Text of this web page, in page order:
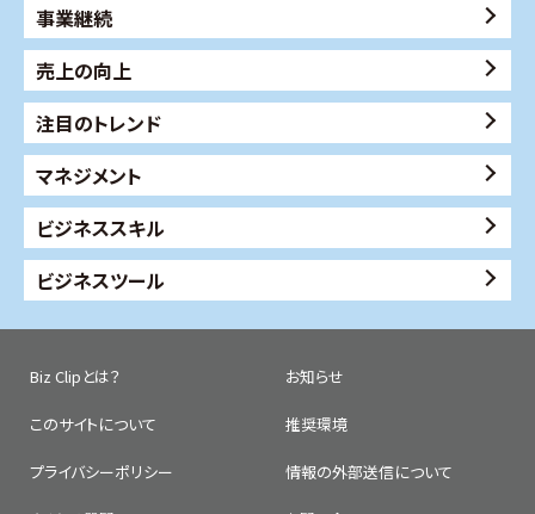
事業継続
売上の向上
注目のトレンド
マネジメント
ビジネススキル
ビジネスツール
Biz Clipとは？ お知らせ
このサイトについて 推奨環境
プライバシーポリシー 情報の外部送信について